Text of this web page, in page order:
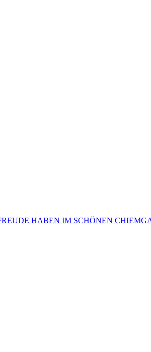
HABEN IM SCHÖNEN